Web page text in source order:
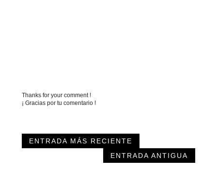
Thanks for your comment !
¡ Gracias por tu comentario !
ENTRADA MÁS RECIENTE
ENTRADA ANTIGUA